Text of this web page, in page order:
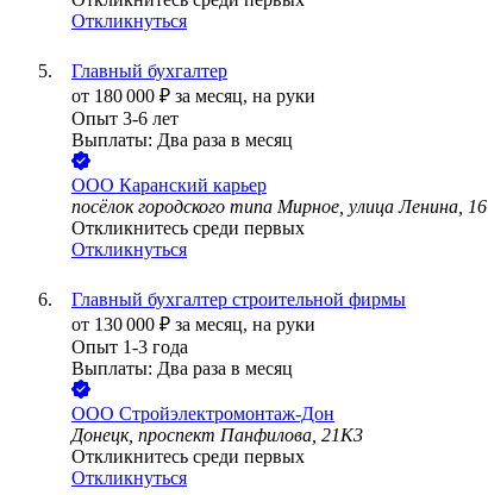
Откликнуться
Главный бухгалтер
от 180 000 ₽ за месяц, на руки
Опыт 3-6 лет
Выплаты: Два раза в месяц
ООО Каранский карьер
посёлок городского типа Мирное, улица Ленина, 16
Откликнитесь среди первых
Откликнуться
Главный бухгалтер строительной фирмы
от 130 000 ₽ за месяц, на руки
Опыт 1-3 года
Выплаты: Два раза в месяц
ООО Стройэлектромонтаж-Дон
Донецк, проспект Панфилова, 21К3
Откликнитесь среди первых
Откликнуться